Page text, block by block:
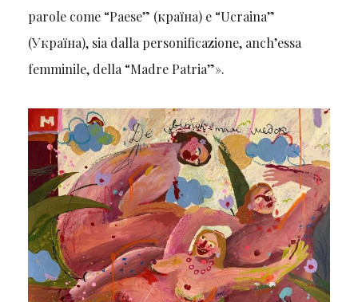
parole come “Paese” (країна) e “Ucraina”
(Україна), sia dalla personificazione, anch’essa
femminile, della “Madre Patria”».